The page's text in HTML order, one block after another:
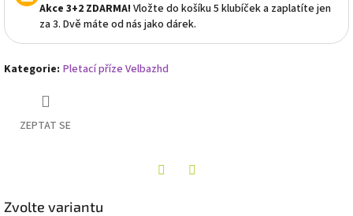
Akce 3+2 ZDARMA! Vložte do košíku 5 klubíček a zaplatíte jen
za 3. Dvě máte od nás jako dárek.
Kategorie: Pletací příze Velbazhd
ZEPTAT SE
Zvolte variantu